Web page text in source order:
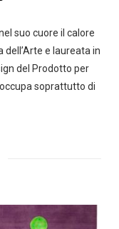
suo cuore il calore
e laureata in
del Prodotto per
soprattutto di